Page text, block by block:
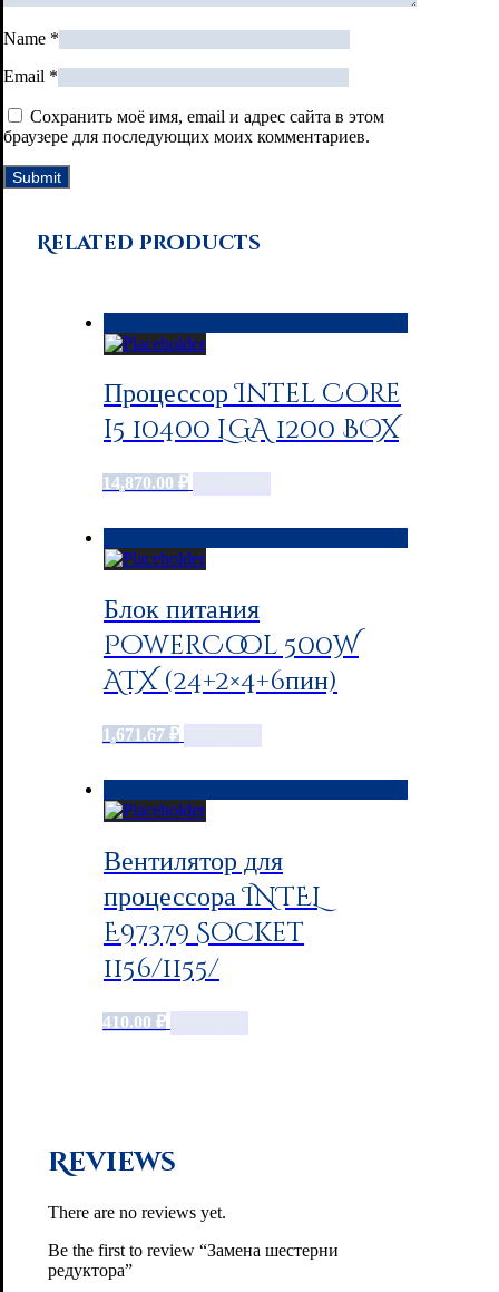
Name *
Email *
Сохранить моё имя, email и адрес сайта в этом
браузере для последующих моих комментариев.
Related products
Процессор Intel Core
i5 10400 LGA 1200 BOX
14,870.00 ₽
Блок питания
PowerCool 500W
ATX (24+2×4+6пин)
1,671.67 ₽
Вентилятор для
процессора INTEL
E97379 Socket
1156/1155/
410.00 ₽
Reviews
There are no reviews yet.
Be the first to review “Замена шестерни
редуктора”